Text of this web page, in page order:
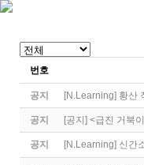
번호
공지 [N.Learning] 황산
공지 [공지 ] <급진 거북
공지 [N.Learning] 신간